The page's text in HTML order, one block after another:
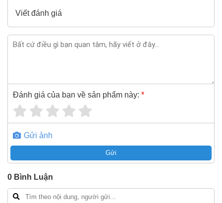
Viết đánh giá
Đánh giá của bạn về sản phẩm này: *
Gửi ảnh
Gửi
0 Bình Luận